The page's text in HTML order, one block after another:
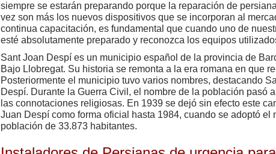
siempre se estarán preparando porque la reparación de
vez son más los nuevos dispositivos que se incorporan al
continua capacitación, es fundamental que cuando uno de
esté absolutamente preparado y reconozca los equipos
Sant Joan Despí es un municipio español de la provincia de
Bajo Llobregat. Su historia se remonta a la era romana en que
Posteriormente el municipio tuvo varios nombres, destacando
Despí. Durante la Guerra Civil, el nombre de la población pasó
las connotaciones religiosas. En 1939 se dejó sin efecto este
Juan Despí como forma oficial hasta 1984, cuando se adoptó el
población de 33.873 habitantes.